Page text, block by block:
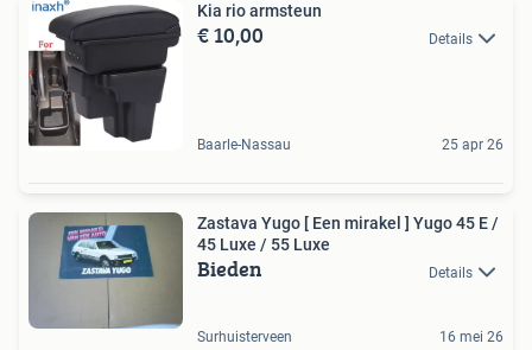
Kia rio armsteun
€ 10,00 Details
Baarle-Nassau 25 apr 26
Zastava Yugo [ Een mirakel ] Yugo 45 E /
45 Luxe / 55 Luxe
Bieden Details
Surhuisterveen 16 mei 26